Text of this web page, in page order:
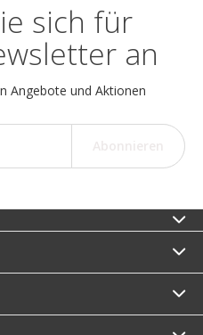
sich für
an
Angebote und Aktionen